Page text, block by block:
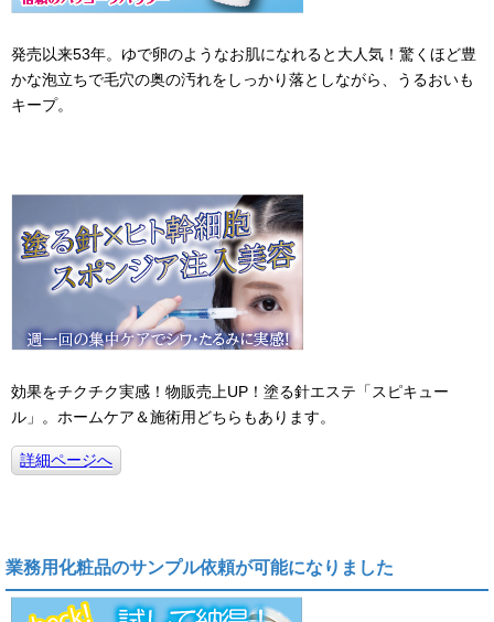
発売以来53年。ゆで卵のようなお肌になれると大人気！驚くほど豊
かな泡立ちで毛穴の奥の汚れをしっかり落としながら、うるおいも
キープ。
効果をチクチク実感！物販売上UP！塗る針エステ「スピキュー
ル」。ホームケア＆施術用どちらもあります。
詳細ページへ
業務用化粧品のサンプル依頼が可能になりました